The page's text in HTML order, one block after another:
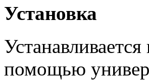
Установка
помощью